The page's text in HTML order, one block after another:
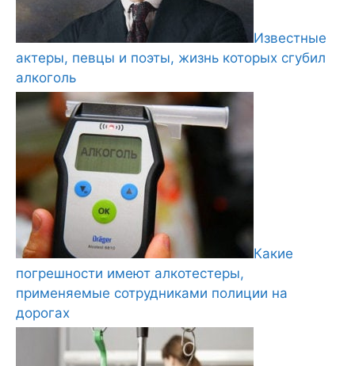
Известные
актеры, певцы и поэты, жизнь которых сгубил
алкоголь
Какие
погрешности имеют алкотестеры,
применяемые сотрудниками полиции на
дорогах